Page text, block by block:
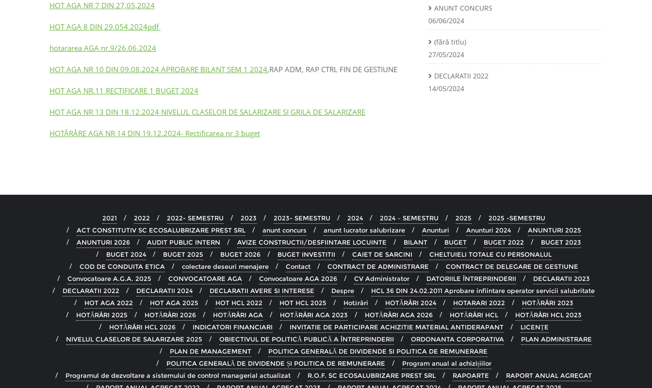
HOT AGA NR 7 DIN 27,05,2024
HOT AGA 8 DIN 29.054.2024pdf
hotararea AGA nr.9/26.06.2024
HOT AGA NR 10 DIN 09.08.2024 APROBARE BILANT SEM 1 2024,RAP ADM, RAP CTRL FIN DE GESTIUNE
HOT AGA NR.11 RECTIFICARE 1 BUGET 2024
HOT AGA NR 13 DIN 18.12.2024 NIVELUL CLASELOR DE SALARIZARE SI GRILA DE SALARIZARE
HOTĂRÂRE AGA NR 14 DIN 19.12.2024- Rectificarea nr 3 buget
ANUNT CONCURS
06/06/2024
(fără titlu)
27/05/2024
DECLARATII 2022
14/05/2024
2021 2022 2022- SEMESTRU 2023 2023- SEMESTRU 2024 2024 – SEMESTRU 2025
2025 -SEMESTRU
ACT CONSTITUTIV SC ECOSALUBRIZARE PREST SRL
anunt concurs anunt lucrator salubrizare Anunturi Anunturi 2024
ANUNTURI 2025
ANUNTURI 2026
AUDIT PUBLIC INTERN AVIZE CONSTRUCTII/DESFIINTARE LOCUINTE BILANT BUGET BUGET 2022
BUGET 2023
BUGET 2024
BUGET 2025 BUGET 2026 BUGET INVESTITII CAIET DE SARCINI
CHELTUIELI TOTALE CU PERSONALUL
COD DE CONDUITA ETICA
colectare deseuri menajere Contact CONTRACT DE ADMINISTRARE
CONTRACT DE DELEGARE DE GESTIUNE
Convocatoare A.G.A. 2025
CONVOCATOARE AGA Convocatoare AGA 2026 CV Administrator DATORIILE ÎNTREPRINDERII
DECLARATII 2023
DECLARATII 2022
DECLARATII 2024 DECLARATII AVERE SI INTERESE Despre
HCL 36 DIN 24.02.2011 Aprobare infiintare operator servicii salubritate
HOT AGA 2022
HOT AGA 2025 HOT HCL 2022 HOT HCL 2025 Hotărâri HOTĂRÂRI 2024 HOTARARI 2022
HOTĂRÂRI 2023
HOTĂRÂRI 2025
HOTĂRÂRI 2026 HOTĂRÂRI AGA HOTĂRÂRI AGA 2023 HOTĂRÂRI AGA 2026 HOTĂRÂRI HCL
HOTĂRÂRI HCL 2023
HOTĂRÂRI HCL 2026
INDICATORI FINANCIARI INVITATIE DE PARTICIPARE ACHIZITIE MATERIAL ANTIDERAPANT
LICENȚE
NIVELUL CLASELOR DE SALARIZARE 2025
OBIECTIVUL DE POLITICĂ PUBLICĂ A ÎNTREPRINDERII ORDONANTA CORPORATIVA
PLAN ADMINISTRARE
PLAN DE MANAGEMENT
POLITICA GENERALĂ DE DIVIDENDE SI POLITICA DE REMUNERARE
POLITICA GENERALĂ DE DIVIDENDE ȘI POLITICA DE REMUNERARE
Program anual al achizițiilor
Programul de dezvoltare a sistemului de control managerial actualizat
R.O.F. SC ECOSALUBRIZARE PREST SRL RAPOARTE
RAPORT ANUAL AGREGAT